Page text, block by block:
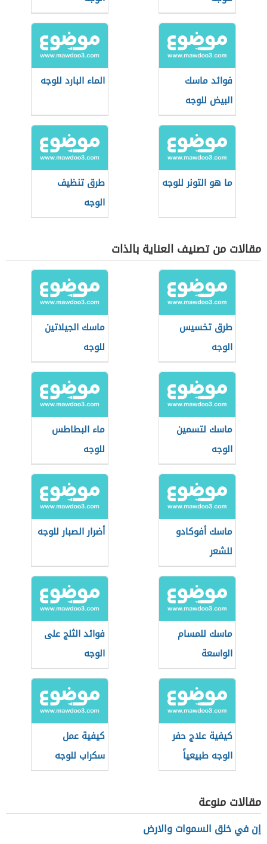
فوائد ماسك
البيض للوجه
الماء البارد للوجه
ما هو التونر للوجه
طرق تنظيف
الوجه
مقالات من تصنيف العناية بالذات
طرق تخسيس
الوجه
ماسك الجيلاتين
للوجه
ماسك لتسمين
الوجه
ماء البطاطس
للوجه
ماسك أفوكادو
للشعر
أضرار الصبار للوجه
ماسك للمسام
الواسعة
فوائد الثلج على
الوجه
كيفية علاج حفر
الوجه طبيعياً
كيفية عمل
سكراب للوجه
مقالات منوعة
إن في خلق السموات والارض